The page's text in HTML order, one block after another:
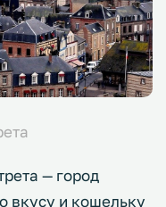
— город
вкусу и кошельку